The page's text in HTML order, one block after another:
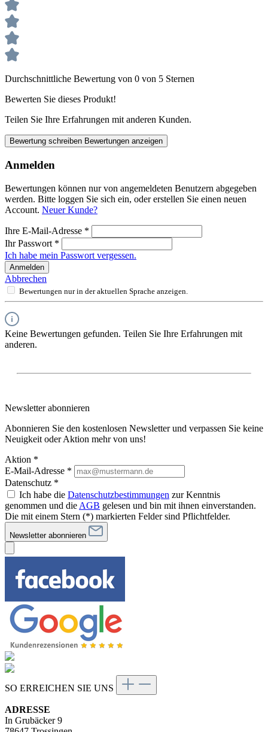
Durchschnittliche Bewertung von 0 von 5 Sternen
Bewerten Sie dieses Produkt!
Teilen Sie Ihre Erfahrungen mit anderen Kunden.
Bewertung schreiben Bewertungen anzeigen
Anmelden
Bewertungen können nur von angemeldeten Benutzern abgegeben
werden. Bitte loggen Sie sich ein, oder erstellen Sie einen neuen
Account. Neuer Kunde?
Ihre E-Mail-Adresse *
Ihr Passwort *
Ich habe mein Passwort vergessen.
Anmelden
Abbrechen
Bewertungen nur in der aktuellen Sprache anzeigen.
Keine Bewertungen gefunden. Teilen Sie Ihre Erfahrungen mit
anderen.
Newsletter abonnieren
Abonnieren Sie den kostenlosen Newsletter und verpassen Sie keine
Neuigkeit oder Aktion mehr von uns!
Aktion *
E-Mail-Adresse *
Datenschutz *
Ich habe die Datenschutzbestimmungen zur Kenntnis
genommen und die AGB gelesen und bin mit ihnen einverstanden.
Die mit einem Stern (*) markierten Felder sind Pflichtfelder.
Newsletter abonnieren
SO ERREICHEN SIE UNS
ADRESSE
In Grubäcker 9